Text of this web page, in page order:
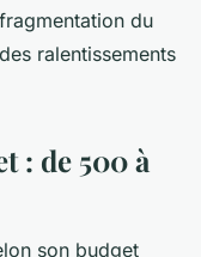
du
ralentissements
: de 500 à
son budget